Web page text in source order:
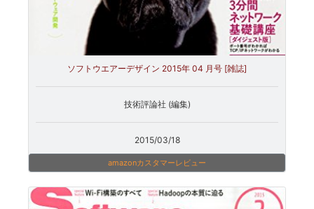
ソフトウエアーデザイン 2015年 04 月号 [雑誌]
技術評論社 (編集)
2015/03/18
amazonカスタマーレビュー